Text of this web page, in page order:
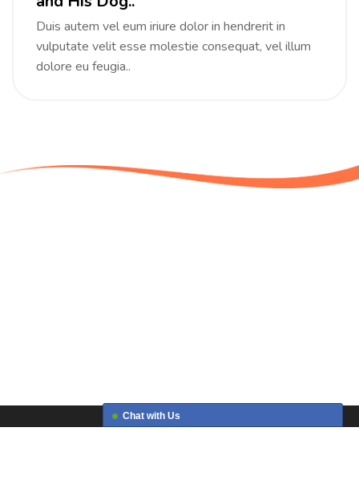
Duis autem vel eum iriure dolor in hendrerit in
vulputate velit esse molestie consequat, vel illum
dolore eu feugia..
Chat with Us